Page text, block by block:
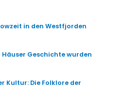
in den Westfjorden
Geschichte wurden
Kultur: Die Folklore der